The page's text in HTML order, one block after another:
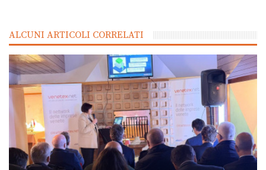
ALCUNI ARTICOLI CORRELATI